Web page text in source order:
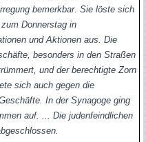
bemerkbar. Sie löste sich
Donnerstag in
und Aktionen aus. Die
besonders in den Straßen
und der berechtigte Zorn
sich auch gegen die
In der Synagoge ging
auf. ... Die judenfeindlichen